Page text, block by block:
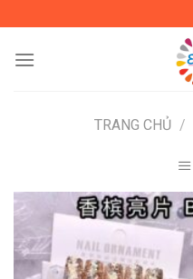
content
TRANG CHỦ /